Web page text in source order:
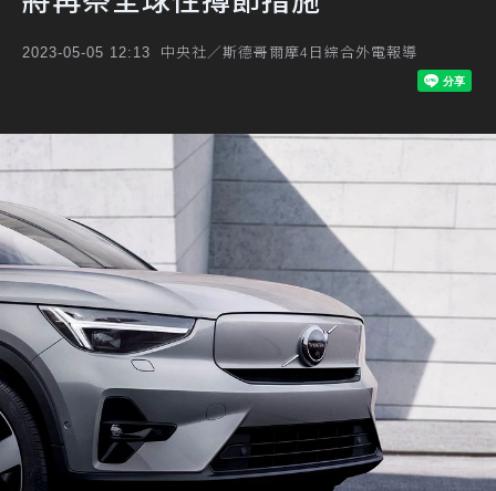
2023-05-05 12:13 中央社／斯德哥爾摩4日綜合外電報導